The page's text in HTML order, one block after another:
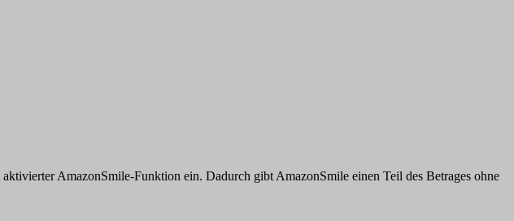
AmazonSmile-Funktion ein. Dadurch gibt AmazonSmile einen Teil des Betrages ohne